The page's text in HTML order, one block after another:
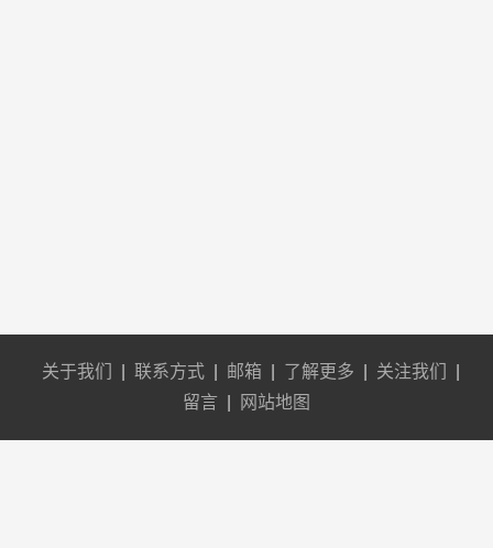
关于我们 联系方式 邮箱 了解更多 关注我们
留言
网站地图